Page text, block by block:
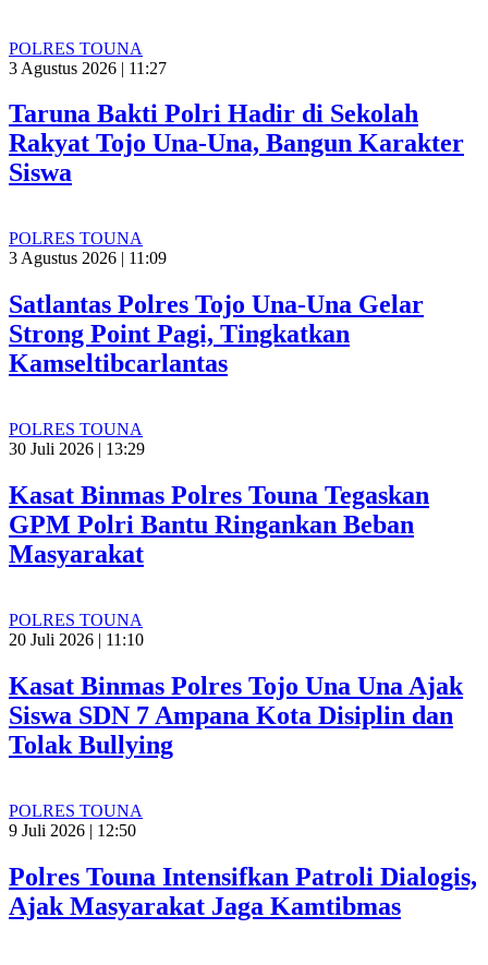
POLRES TOUNA
3 Agustus 2026 | 11:27
Taruna Bakti Polri Hadir di Sekolah
Rakyat Tojo Una-Una, Bangun Karakter
Siswa
POLRES TOUNA
3 Agustus 2026 | 11:09
Satlantas Polres Tojo Una-Una Gelar
Strong Point Pagi, Tingkatkan
Kamseltibcarlantas
POLRES TOUNA
30 Juli 2026 | 13:29
Kasat Binmas Polres Touna Tegaskan
GPM Polri Bantu Ringankan Beban
Masyarakat
POLRES TOUNA
20 Juli 2026 | 11:10
Kasat Binmas Polres Tojo Una Una Ajak
Siswa SDN 7 Ampana Kota Disiplin dan
Tolak Bullying
POLRES TOUNA
9 Juli 2026 | 12:50
Polres Touna Intensifkan Patroli Dialogis,
Ajak Masyarakat Jaga Kamtibmas